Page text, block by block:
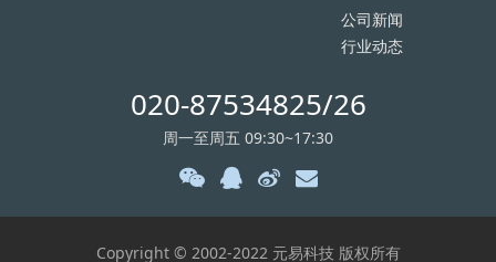
公司新闻
行业动态
020-87534825/26
周一至周五 09:30~17:30
Copyright © 2002-2022 元易科技 版权所有